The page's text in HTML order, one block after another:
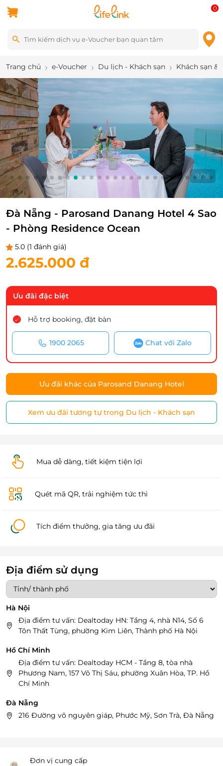
0
Trang chủ e-Voucher Du lịch - Khách sạn Khách sạn &
9/26
Đà Nẵng - Parosand Danang Hotel 4 Sao
- Phòng Residence Ocean
5.0 (1 đánh giá)
2.625.000 đ
Ưu đãi đặc biệt
Hỗ trợ booking, đặt bàn
1900 2065 Chat với Zalo
Ưu đãi khác của Parosand Danang Hotel
Xem ưu đãi tương tự trong Du lịch - Khách sạn
Mua dễ dàng, tiết kiệm tiện lợi
Quét mã QR, trải nghiệm tức thì
Tích điểm thưởng, gia tăng ưu đãi
Địa điểm sử dụng
Hà Nội
Địa điểm tư vấn: Dealtoday HN: Tầng 4, nhà N14, Số 6
Tôn Thất Tùng, phường Kim Liên, Thành phố Hà Nội
Hồ Chí Minh
Địa điểm tư vấn: Dealtoday HCM - Tầng 8, tòa nhà
Phương Nam, 157 Võ Thị Sáu, phường Xuân Hòa, TP. Hồ
Chí Minh
Đà Nẵng
216 Đường võ nguyên giáp, Phước Mỹ, Sơn Trà, Đà Nẵng
Đơn vị cung cấp